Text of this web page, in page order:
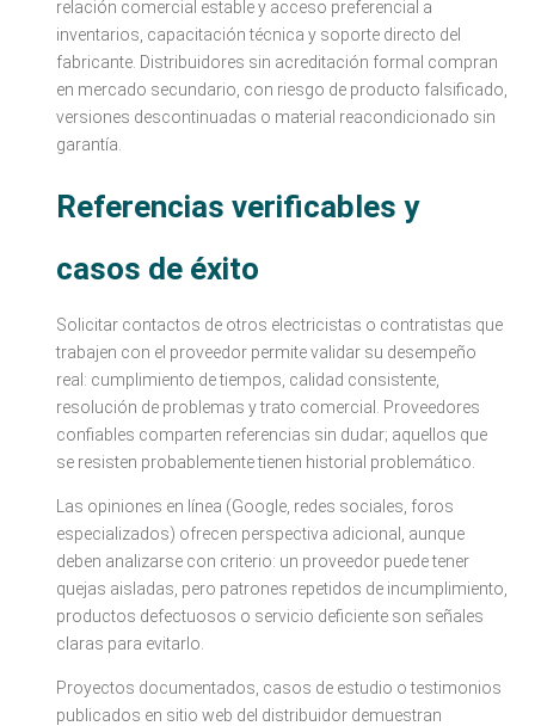
relación comercial estable y acceso preferencial a
inventarios, capacitación técnica y soporte directo del
fabricante. Distribuidores sin acreditación formal compran
en mercado secundario, con riesgo de producto falsificado,
versiones descontinuadas o material reacondicionado sin
garantía.
Referencias verificables y
casos de éxito
Solicitar contactos de otros electricistas o contratistas que
trabajen con el proveedor permite validar su desempeño
real: cumplimiento de tiempos, calidad consistente,
resolución de problemas y trato comercial. Proveedores
confiables comparten referencias sin dudar; aquellos que
se resisten probablemente tienen historial problemático.
Las opiniones en línea (Google, redes sociales, foros
especializados) ofrecen perspectiva adicional, aunque
deben analizarse con criterio: un proveedor puede tener
quejas aisladas, pero patrones repetidos de incumplimiento,
productos defectuosos o servicio deficiente son señales
claras para evitarlo.
Proyectos documentados, casos de estudio o testimonios
publicados en sitio web del distribuidor demuestran